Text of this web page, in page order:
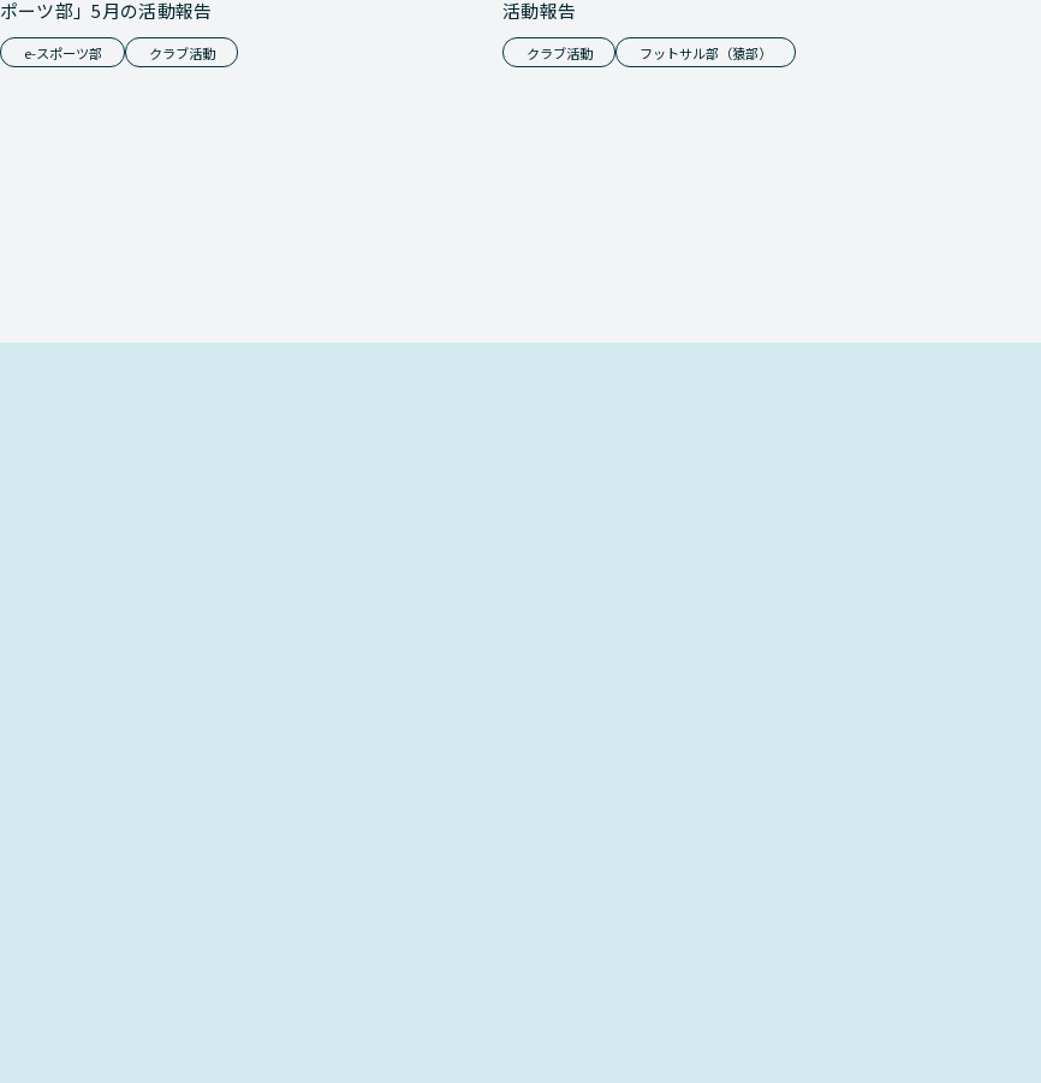
ポーツ部」5月の活動報告
e-スポーツ部 クラブ活動
活動報告
クラブ活動 フットサル部（猿部）